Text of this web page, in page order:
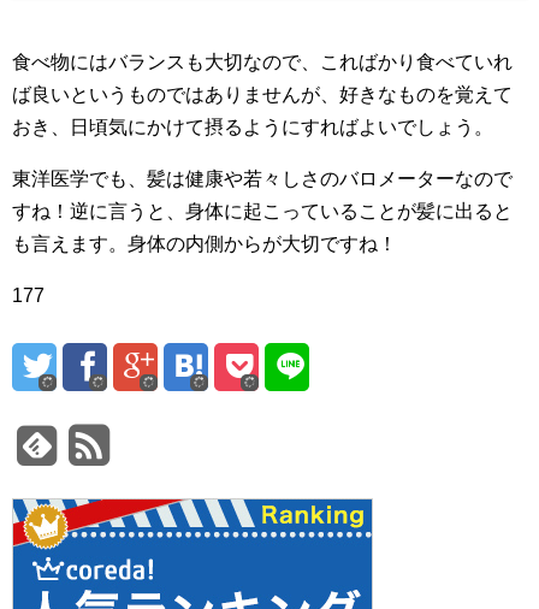
食べ物にはバランスも大切なので、こればかり食べていれ
ば良いというものではありませんが、好きなものを覚えて
おき、日頃気にかけて摂るようにすればよいでしょう。
東洋医学でも、髪は健康や若々しさのバロメーターなので
すね！逆に言うと、身体に起こっていることが髪に出ると
も言えます。身体の内側からが大切ですね！
177